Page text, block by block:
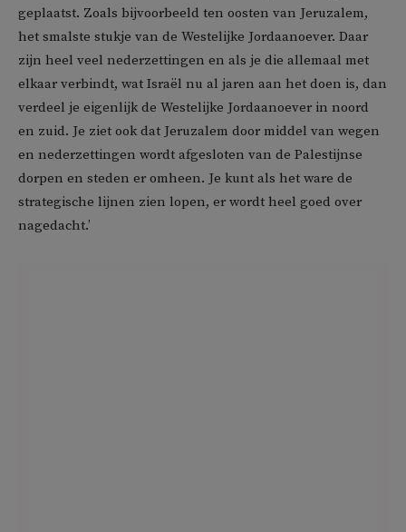
geplaatst. Zoals bijvoorbeeld ten oosten van Jeruzalem,
het smalste stukje van de Westelijke Jordaanoever. Daar
zijn heel veel nederzettingen en als je die allemaal met
elkaar verbindt, wat Israël nu al jaren aan het doen is, dan
verdeel je eigenlijk de Westelijke Jordaanoever in noord
en zuid. Je ziet ook dat Jeruzalem door middel van wegen
en nederzettingen wordt afgesloten van de Palestijnse
dorpen en steden er omheen. Je kunt als het ware de
strategische lijnen zien lopen, er wordt heel goed over
nagedacht.’